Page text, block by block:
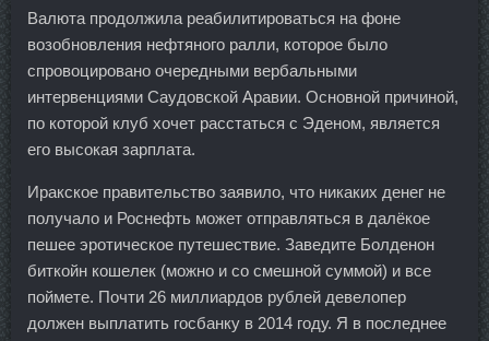
Валюта продолжила реабилитироваться на фоне
возобновления нефтяного ралли, которое было
спровоцировано очередными вербальными
интервенциями Саудовской Аравии. Основной причиной,
по которой клуб хочет расстаться с Эденом, является
его высокая зарплата.
Иракское правительство заявило, что никаких денег не
получало и Роснефть может отправляться в далёкое
пешее эротическое путешествие. Заведите Болденон
биткойн кошелек (можно и со смешной суммой) и все
поймете. Почти 26 миллиардов рублей девелопер
должен выплатить госбанку в 2014 году. Я в последнее